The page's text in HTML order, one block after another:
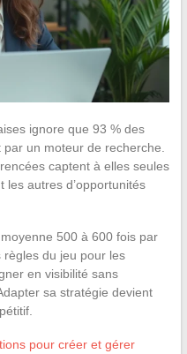
ignore que 93 % des
un moteur de recherche.
captent à elles seules
les autres d’opportunités
500 à 600 fois par
du jeu pour les
en visibilité sans
sa stratégie devient
pour créer et gérer